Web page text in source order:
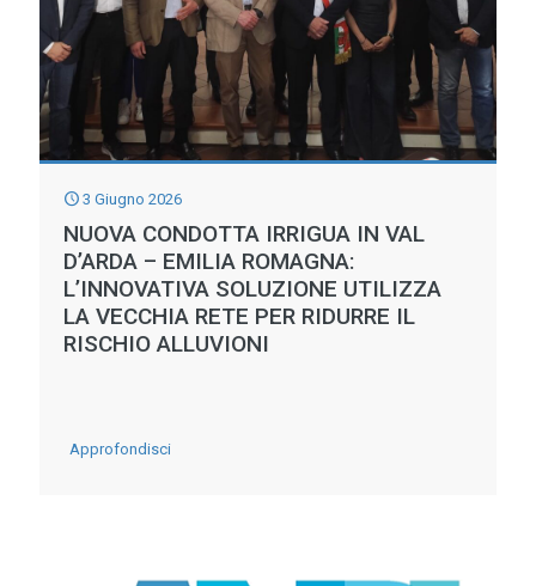
3 Giugno 2026
NUOVA CONDOTTA IRRIGUA IN VAL
D’ARDA – EMILIA ROMAGNA:
L’INNOVATIVA SOLUZIONE UTILIZZA
LA VECCHIA RETE PER RIDURRE IL
RISCHIO ALLUVIONI
Approfondisci-